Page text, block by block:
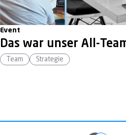
Event
Das war unser All-
Team Strategie